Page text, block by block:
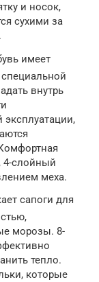
и носок,
сухими за
имеет
внутрь
4-слойный
меха.
сапоги для
морозы. 8-
тепло.
которые